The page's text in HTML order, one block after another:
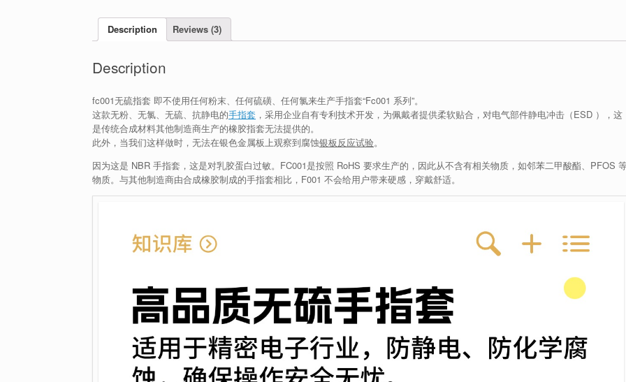
Description Reviews (3)
Description
fc001无硫指套 即不使用任何粉末、任何硫磺、任何氯来生产手指套“Fc001 系列”。
这款无粉、无氯、无硫、抗静电的手指套 ，采用企业自有专利技术开发，为佩戴者提供柔软贴合，对电气部件静电冲击（ESD ），这
是传统合成材料其他制造商生产的橡胶指套无法提供的。
此外，当我们这样做时，无法在银色金属板上观察到腐蚀银板反应试验。
因为这是 NBR 手指套，这是对乳胶蛋白过敏。FC001是按照 RoHS 要求生产的，因此从不含有相关物质，如邻苯二甲酸酯、PFOS
物质。与其他制造商由合成橡胶制成的手指套相比，F001 不会给用户带来硬感，穿戴舒适。